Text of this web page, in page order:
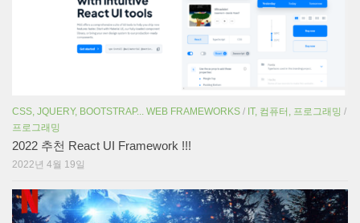
CSS, JQUERY, BOOTSTRAP... WEB FRAMEWORKS / IT, 컴퓨터, 프로그래밍 /
프로그래밍
2022 추천 React UI Framework !!!
2022년 4월 19일